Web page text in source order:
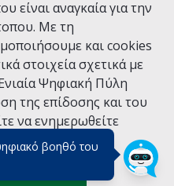
βοηθό του
κλείσιμο)
είναι αναγκαία για την
Με τη
και cookies
στοιχεία σχετικά με
Ψηφιακή Πύλη
της επίδοσης και του
να ενημερωθείτε
Cookies.
ΤΟΜΕΙΣ ΠΟΛΙΤΙΚΗΣ
από το Υπουργείο Ψηφιακής